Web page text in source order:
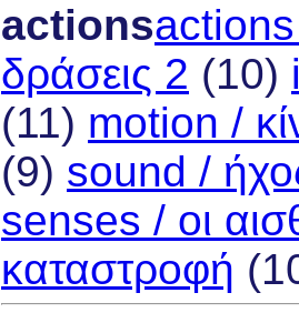
actions
δράσεις 2 (10)
(11) motion /
(9) sound /
senses / οι
καταστροφή